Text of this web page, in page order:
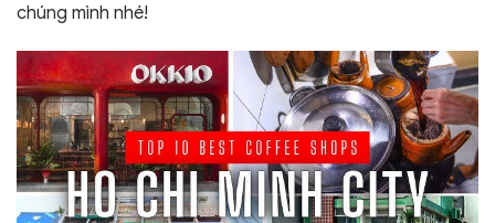
chúng mình nhé!